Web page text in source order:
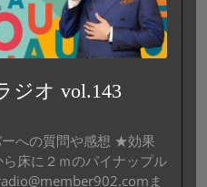
ジオ vol.143
への質問や感想 ★効果
床に２ｍのパイナップル
ま